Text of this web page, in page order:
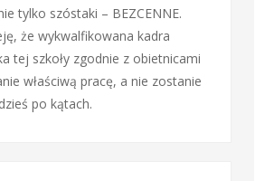
tylko szóstaki – BEZCENNE.
że wykwalfikowana kadra
tej szkoły zgodnie z obietnicami
właściwą pracę, a nie zostanie
po kątach.